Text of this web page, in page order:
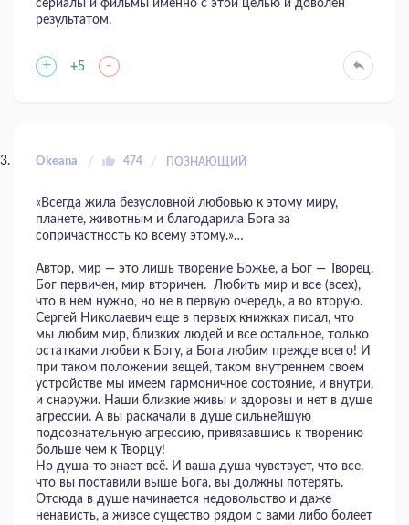
сериалы и фильмы именно с этой целью и доволен
результатом.
+ +5 -
Okeana 474 ПОЗНАЮЩИЙ
«Всегда жила безусловной любовью к этому миру,
планете, животным и благодарила Бога за
сопричастность ко всему этому.»…
Автор, мир — это лишь творение Божье, а Бог — Творец.
Бог первичен, мир вторичен. Любить мир и все (всех),
что в нем нужно, но не в первую очередь, а во вторую.
Сергей Николаевич еще в первых книжках писал, что
мы любим мир, близких людей и все остальное, только
остатками любви к Богу, а Бога любим прежде всего! И
при таком положении вещей, таком внутреннем своем
устройстве мы имеем гармоничное состояние, и внутри,
и снаружи. Наши близкие живы и здоровы и нет в душе
агрессии. А вы раскачали в душе сильнейшую
подсознательную агрессию, привязавшись к творению
больше чем к Творцу!
Но душа-то знает всё. И ваша душа чувствует, что все,
что вы поставили выше Бога, вы должны потерять.
Отсюда в душе начинается недовольство и даже
ненависть, а живое существо рядом с вами либо болеет